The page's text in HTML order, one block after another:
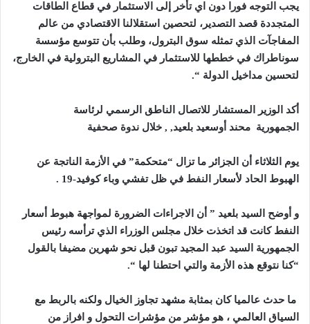
يجب التوجه فورا دون اي تأخر إلى الاستثمار في قطاع الطاقات
المتجددة قصد التصدير، لتحصين استقلالنا الاقتصادي من عالم
المفاجآت الذي تمثله سوق البترول، وطلب بأن تتوسع مؤسسة
سوناطراك في خططها للاستثمار في المشاريع البترولية في الخارج،
لتحسين مداخيل الدولة “.
أكد الوزير المستشار للاتصال الناطق الرسمي لرئاسة
الجمهورية محند أوسعيد بلعيد, , خلال ندوة صحفية
يوم الثلاثاء أن الجزائر ما تزال “متحكمة” في الأزمة الناتجة عن
الهبوط الحاد لأسعار النفط في ظل تفشي وباء كوفيد-19 .
و أوضح السيد بلعيد ” أن الاجراءات الضرورة لمواجهة هبوط أسعار
النفط كانت قد اتخذت خلال مجلس الوزراء الذي ترأسه رئيس
الجمهورية السيد عبد المجيد تبون قبل نحو شهرين مضيفا بالقول
“كنا نتوقع هذه الأزمة والتي احتطنا لها “.
ما حدث عالميا كان بمثابة مشهد تجاوز الخيال ولكنه بالربط مع
السياق العالمي ، هو مؤشر من مؤشرات التحول و افراز من